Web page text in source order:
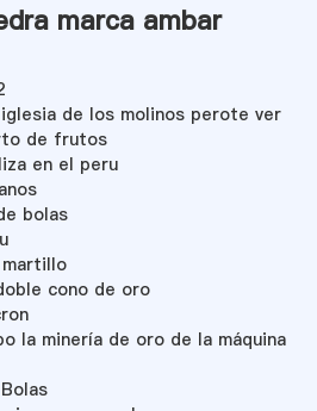
marca ambar
de los molinos perote ver
de frutos
en el peru
bolas
cono de oro
la minería de oro de la máquina